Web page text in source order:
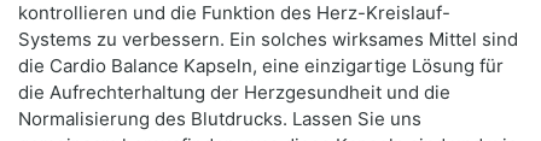
kontrollieren und die Funktion des Herz-Kreislauf-
Systems zu verbessern. Ein solches wirksames Mittel sind
die Cardio Balance Kapseln, eine einzigartige Lösung für
die Aufrechterhaltung der Herzgesundheit und die
Normalisierung des Blutdrucks. Lassen Sie uns